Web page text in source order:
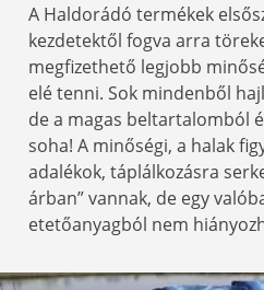
A Haldorádó termékek
kezdetektől fogva arra
megfizethető legjobb
elé tenni. Sok mindenből
de a magas beltartalomból
soha! A minőségi, a halak
adalékok, táplálkozásra
árban” vannak, de egy
etetőanyagból nem